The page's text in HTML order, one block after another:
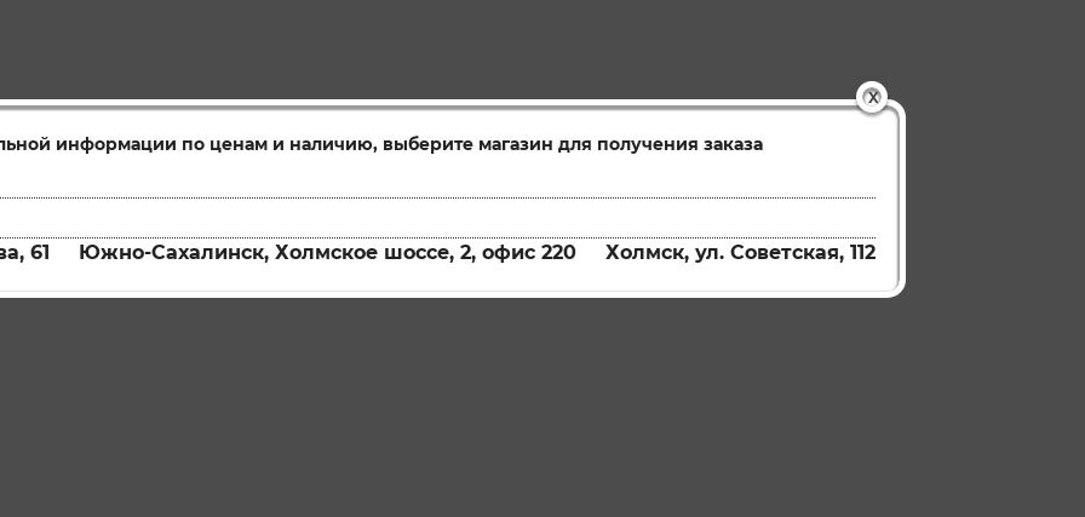
X
информации по ценам и наличию, выберите магазин для получения заказа
61 Южно-Сахалинск, Холмское шоссе, 2, офис 220 Холмск, ул. Советская, 112